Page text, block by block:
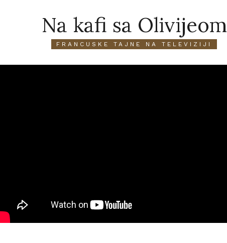
Na kafi sa Olivijeom
FRANCUSKE TAJNE NA TELEVIZIJI